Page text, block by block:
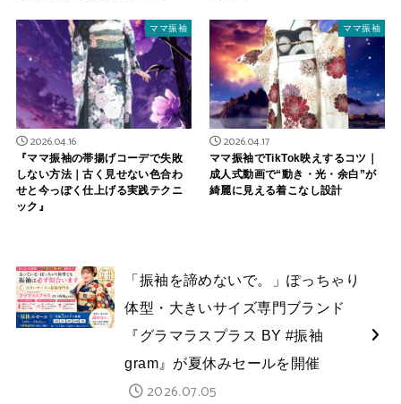
ママ振袖
2026.04.16
『ママ振袖の帯揚げコーデで失敗
しない方法｜古く見せない色合わ
せと今っぽく仕上げる実践テクニ
ック』
ママ振袖
2026.04.17
ママ振袖でTikTok映えするコツ｜
成人式動画で“動き・光・余白”が
綺麗に見える着こなし設計
「振袖を諦めないで。」ぽっちゃり
体型・大きいサイズ専門ブランド
『グラマラスプラス BY #振袖
gram』が夏休みセールを開催
2026.07.05